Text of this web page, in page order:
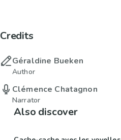
Credits
Géraldine Bueken
Author
Clémence Chatagnon
Narrator
Also discover